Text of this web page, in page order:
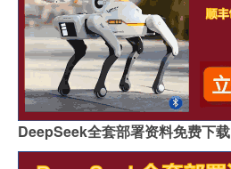
DeepSeek全套部署资料免费下载